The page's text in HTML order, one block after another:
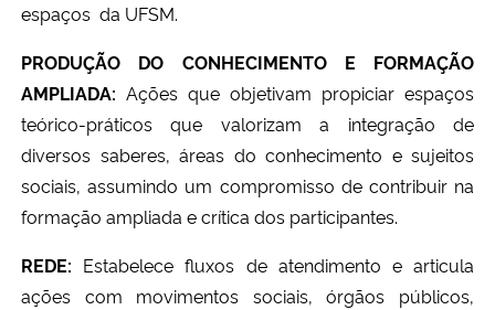
espaços da UFSM.
PRODUÇÃO DO CONHECIMENTO E FORMAÇÃO
AMPLIADA: Ações que objetivam propiciar espaços
teórico-práticos que valorizam a integração de
diversos saberes, áreas do conhecimento e sujeitos
sociais, assumindo um compromisso de contribuir na
formação ampliada e crítica dos participantes.
REDE: Estabelece fluxos de atendimento e articula
ações com movimentos sociais, órgãos públicos,